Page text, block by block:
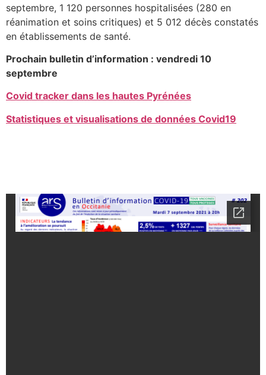
septembre, 1 120 personnes hospitalisées (280 en
réanimation et soins critiques) et 5 012 décès constatés
en établissements de santé.
Prochain bulletin d’information : vendredi 10
septembre
Covid tracker dans les hautes Pyrénées
Statistiques et visualisations de données Covid19